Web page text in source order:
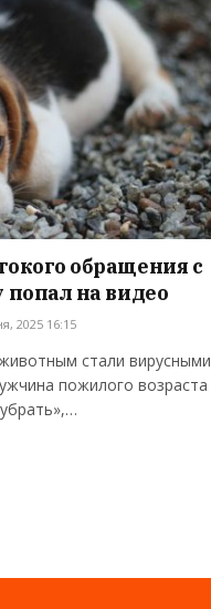
обращения с
на видео
2025 16:15
стали вирусными
пожилого возраста